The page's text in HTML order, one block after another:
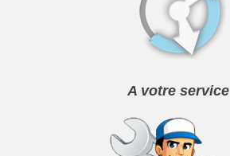
A votre service